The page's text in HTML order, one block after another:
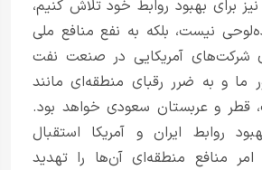
برای بهبود روابط خود تلاش کنیم،
نیست، بلکه به نفع منافع ملی
شرکت‌های آمریکایی در صنعت نفت
ما و به ضرر رقبای منطقه‌ای مانند
قطر و عربستان سعودی خواهد بود.
روابط ایران و آمریکا استقبال
امر منافع منطقه‌ای آن‌ها را تهدید